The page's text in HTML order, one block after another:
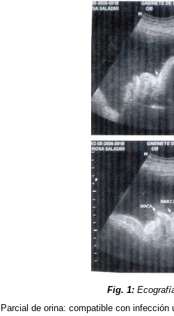
Fig. 1:
Parcial de orina: compatible con